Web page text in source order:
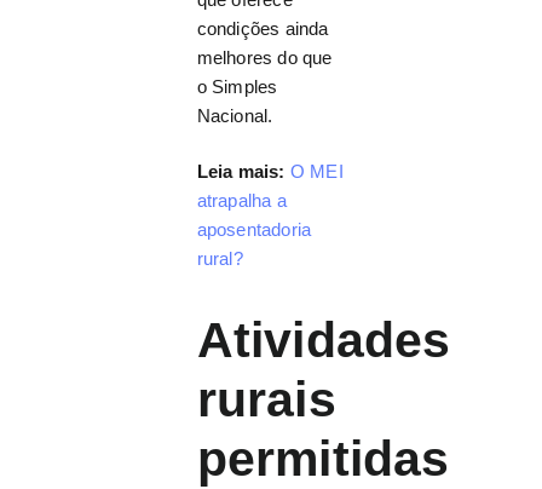
condições ainda
melhores do que
o Simples
Nacional.
Leia mais: O MEI
atrapalha a
aposentadoria
rural?
Atividades
rurais
permitidas